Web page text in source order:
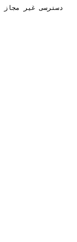
دسترسی غیر مجاز